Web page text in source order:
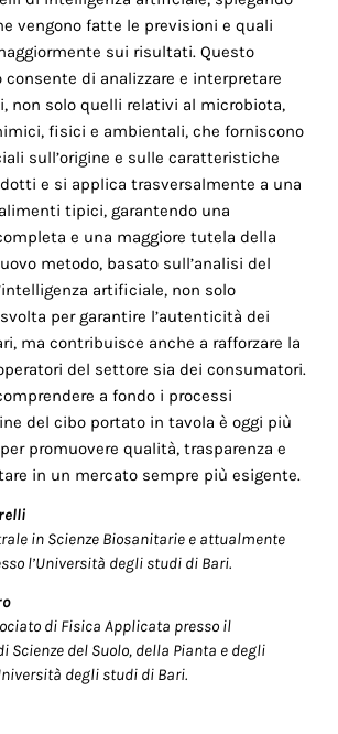
vengono fatte le previsioni e quali
sui risultati. Questo
consente di analizzare e interpretare
non solo quelli relativi al microbiota,
fisici e ambientali, che forniscono
sull’origine e sulle caratteristiche
e si applica trasversalmente a una
tipici, garantendo una
e una maggiore tutela della
metodo, basato sull’analisi del
artificiale, non solo
per garantire l’autenticità dei
ma contribuisce anche a rafforzare la
del settore sia dei consumatori.
a fondo i processi
del cibo portato in tavola è oggi più
promuovere qualità, trasparenza e
in un mercato sempre più esigente.
in Scienze Biosanitarie e attualmente
l’Università degli studi di Bari.
di Fisica Applicata presso il
Scienze del Suolo, della Pianta e degli
degli studi di Bari.